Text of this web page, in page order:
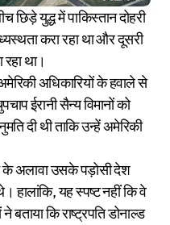
करा रहा था और दूसरी
था।
अधिकारियों के हवाले से
ईरानी सैन्य विमानों को
दी थी ताकि उन्हें अमेरिकी
के अलावा उसके पड़ोसी देश
हालांकि, यह स्पष्ट नहीं कि वे
बताया कि राष्ट्रपति डोनाल्ड